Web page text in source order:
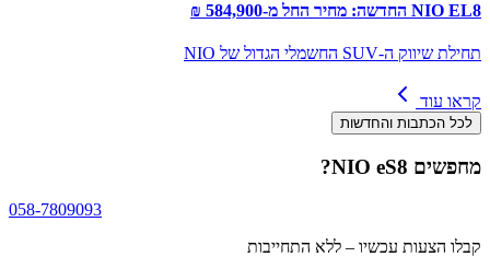
NIO EL8 החדשה: מחיר החל מ-584,900 ₪
תחילת שיווק ה-SUV החשמלי הגדול של NIO
קראו עוד
לכל הכתבות והחדשות
מחפשים NIO eS8
?
058-7809093
קבלו הצעות עכשיו – ללא התחייבות